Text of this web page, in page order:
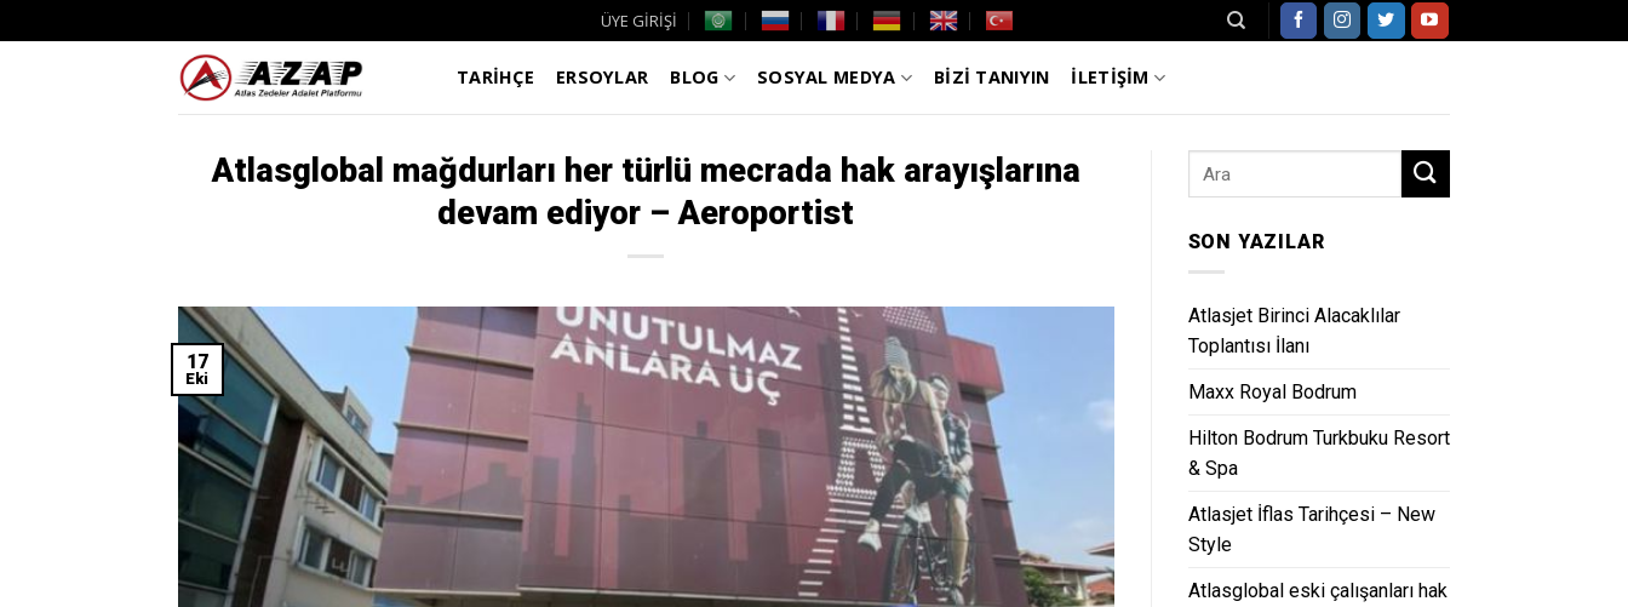
to
ÜYE GİRİŞİ
TARİHÇE ERSOYLAR BLOG SOSYAL MEDYA BİZİ TANIYIN İLETİŞİM
Atlasglobal mağdurları her türlü mecrada hak arayışlarına
devam ediyor – Aeroportist
17
Eki
SON YAZILAR
Atlasjet Birinci Alacaklılar
Toplantısı İlanı
Maxx Royal Bodrum
Hilton Bodrum Turkbuku Resort
& Spa
Atlasjet İflas Tarihçesi – New
Style
Atlasglobal eski çalışanları hak